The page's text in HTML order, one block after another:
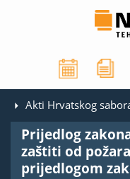
Akti Hrvatskog
Prijedlog
zaštiti od
prijedlogom